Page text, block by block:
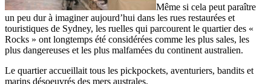
Même si cela peut paraître
un peu dur à imaginer aujourd’hui dans les rues restaurées et
touristiques de Sydney, les ruelles qui parcourent le quartier des «
Rocks » ont longtemps été considérées comme les plus sales, les
plus dangereuses et les plus malfamées du continent australien.
Le quartier accueillait tous les pickpockets, aventuriers, bandits et
marins désoeuvrés des mers australes.